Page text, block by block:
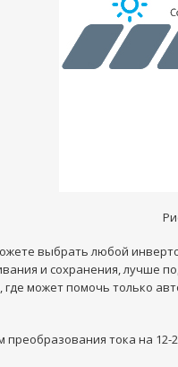
выбрать любой
и сохранения, лучше
где может помочь только
тока на